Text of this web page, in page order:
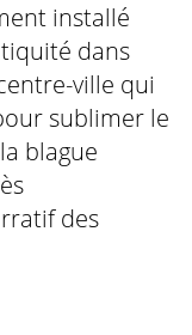
installé
dans
ville qui
sublimer le
blague
des